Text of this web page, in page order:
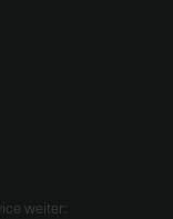
weiter: